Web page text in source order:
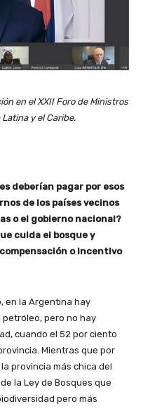
en el XXII Foro de Ministros
y el Caribe.
deberían pagar por esos
de los países vecinos
o el gobierno nacional?
cuida el bosque y
o incentivo
en la Argentina hay
petróleo, pero no hay
cuando el 52 por ciento
Mientras que por
provincia más chica del
la Ley de Bosques que
pero más